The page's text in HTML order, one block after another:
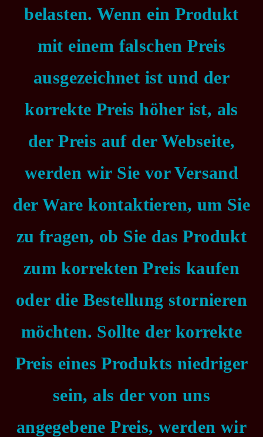
belasten. Wenn ein Produkt
mit einem falschen Preis
ausgezeichnet ist und der
korrekte Preis höher ist, als
der Preis auf der Webseite,
werden wir Sie vor Versand
der Ware kontaktieren, um Sie
zu fragen, ob Sie das Produkt
zum korrekten Preis kaufen
oder die Bestellung stornieren
möchten. Sollte der korrekte
Preis eines Produkts niedriger
sein, als der von uns
angegebene Preis, werden wir